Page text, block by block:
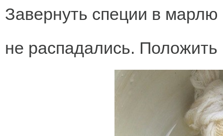
Завернуть специи в марлю
не распадались. Положить